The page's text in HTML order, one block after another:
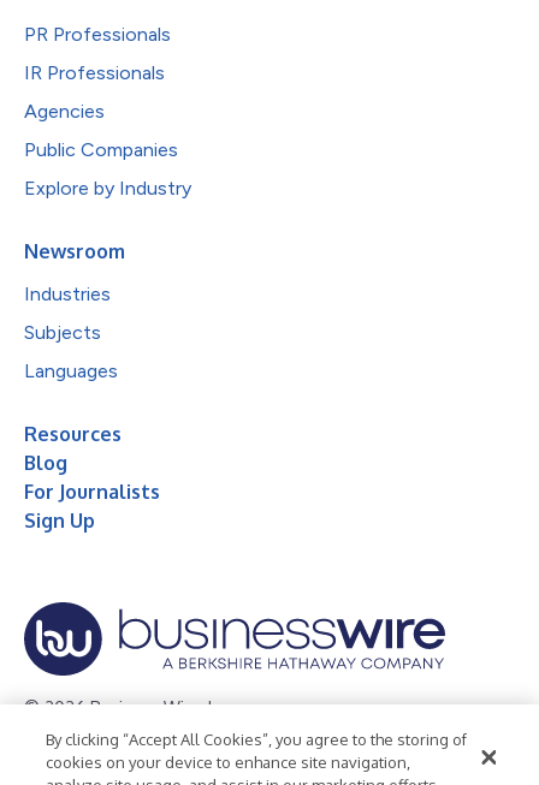
PR Professionals
IR Professionals
Agencies
Public Companies
Explore by Industry
Newsroom
Industries
Subjects
Languages
Resources
Blog
For Journalists
Sign Up
© 2026 Business Wire, Inc.
Privacy Policy Cookie Policy
Accessibility Statement
By clicking “Accept All Cookies”, you agree to the storing of
cookies on your device to enhance site navigation,